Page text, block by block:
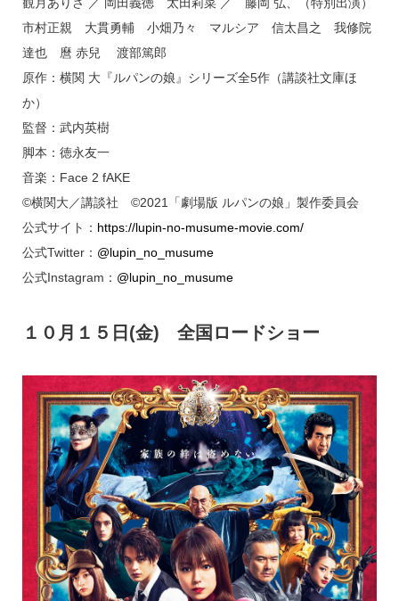
市村正親 大貫勇輔 小畑乃々 マルシア 信太昌之 我修院
達也 麿 赤兒 渡部篤郎
原作：横関 大『ルパンの娘』シリーズ全5作（講談社文庫ほ
か）
監督：武内英樹
脚本：徳永友一
音楽：Face 2 fAKE
©横関大／講談社 ©2021「劇場版 ルパンの娘」製作委員会
公式サイト： https://lupin-no-musume-movie.com/
公式Twitter： @lupin_no_musume
公式Instagram： @lupin_no_musume
１０月１５日(金) 全国ロードショー